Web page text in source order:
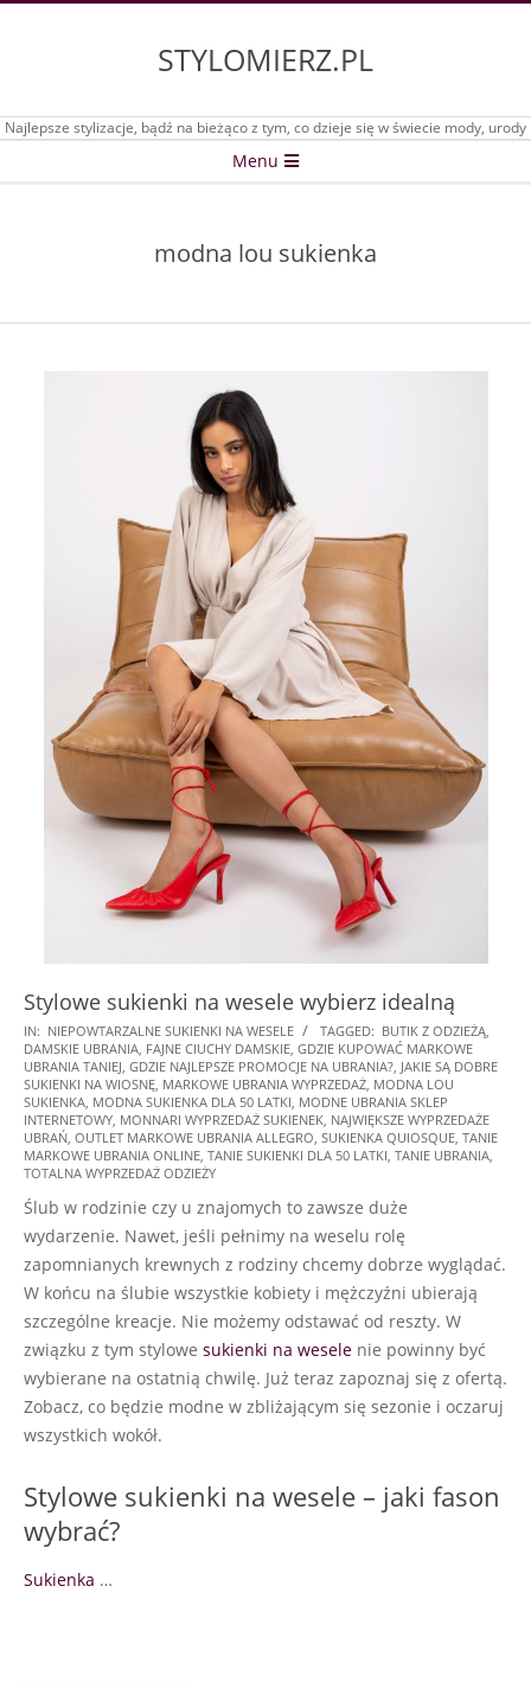
STYLOMIERZ.PL
Najlepsze stylizacje, bądź na bieżąco z tym, co dzieje się w świecie mody, urody
Menu
modna lou sukienka
Stylowe sukienki na wesele wybierz idealną
2026-
02-
08
IN: NIEPOWTARZALNE SUKIENKI NA WESELE TAGGED: BUTIK Z ODZIEŻĄ,
DAMSKIE UBRANIA, FAJNE CIUCHY DAMSKIE, GDZIE KUPOWAĆ MARKOWE
UBRANIA TANIEJ, GDZIE NAJLEPSZE PROMOCJE NA UBRANIA?, JAKIE SĄ DOBRE
SUKIENKI NA WIOSNĘ, MARKOWE UBRANIA WYPRZEDAŻ, MODNA LOU
SUKIENKA, MODNA SUKIENKA DLA 50 LATKI, MODNE UBRANIA SKLEP
INTERNETOWY, MONNARI WYPRZEDAŻ SUKIENEK, NAJWIĘKSZE WYPRZEDAŻE
UBRAŃ, OUTLET MARKOWE UBRANIA ALLEGRO, SUKIENKA QUIOSQUE, TANIE
MARKOWE UBRANIA ONLINE, TANIE SUKIENKI DLA 50 LATKI, TANIE UBRANIA,
TOTALNA WYPRZEDAŻ ODZIEŻY
Ślub w rodzinie czy u znajomych to zawsze duże
wydarzenie. Nawet, jeśli pełnimy na weselu rolę
zapomnianych krewnych z rodziny chcemy dobrze wyglądać.
W końcu na ślubie wszystkie kobiety i mężczyźni ubierają
szczególne kreacje. Nie możemy odstawać od reszty. W
związku z tym stylowe sukienki na wesele nie powinny być
wybierane na ostatnią chwilę. Już teraz zapoznaj się z ofertą.
Zobacz, co będzie modne w zbliżającym się sezonie i oczaruj
wszystkich wokół.
Stylowe sukienki na wesele – jaki fason
wybrać?
Sukienka …